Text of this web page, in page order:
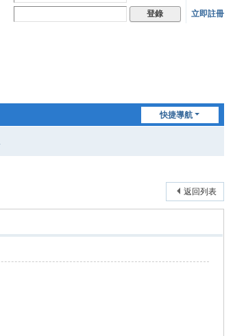
登錄 立即註冊
快捷導航
返回列表